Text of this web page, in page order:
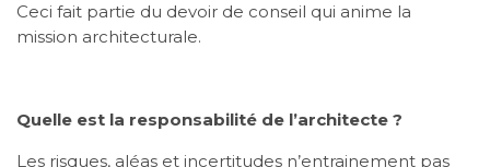
Ceci fait partie du devoir de conseil qui anime la
mission architecturale.
Quelle est la responsabilité de l’architecte ?
Les risques, aléas et incertitudes n’entrainement pas